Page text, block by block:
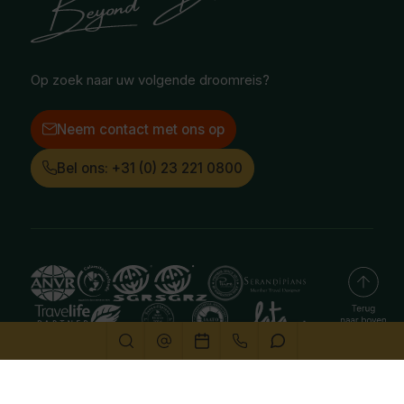
Facebook
Instagram
Op zoek naar uw volgende droomreis?
Neem contact met ons op
Bel ons: +31 (0) 23 221 0800